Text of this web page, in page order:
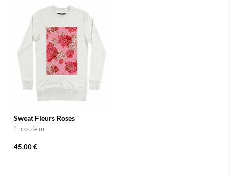
Sweat Fleurs Roses
1 couleur
45,00 €